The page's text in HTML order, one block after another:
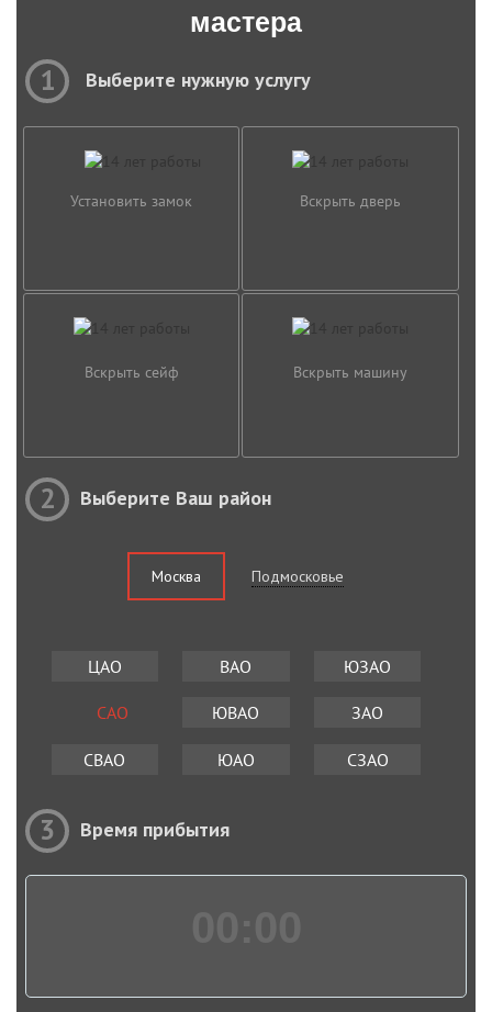
мастера
1 Выберите нужную услугу
Установить замок Вскрыть дверь
Вскрыть сейф Вскрыть машину
2 Выберите Ваш район
Москва Подмосковье
ЦАО ВАО ЮЗАО
САО ЮВАО ЗАО
СВАО ЮАО СЗАО
3 Время прибытия